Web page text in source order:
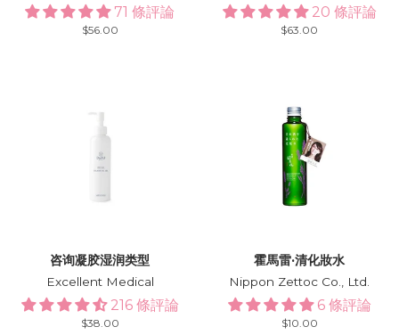
71 條評論
Regular
$56.00
20 條評論
Regular
$63.00
咨询凝胶湿润类型
Excellent Medical
216 條評論
Regular
$38.00
霍馬雷·清化妝水
Nippon Zettoc Co., Ltd.
6 條評論
Regular
$10.00